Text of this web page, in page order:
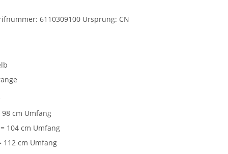
6110309100 Ursprung: CN
98 cm Umfang
104 cm Umfang
112 cm Umfang